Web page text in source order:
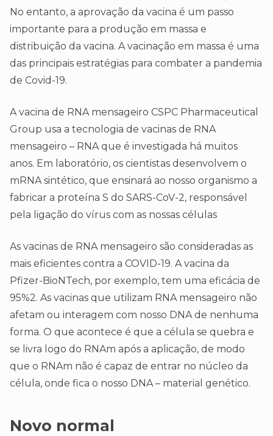
No entanto, a aprovação da vacina é um passo
importante para a produção em massa e
distribuição da vacina. A vacinação em massa é uma
das principais estratégias para combater a pandemia
de Covid-19.
A vacina de RNA mensageiro CSPC Pharmaceutical
Group usa a tecnologia de vacinas de RNA
mensageiro – RNA que é investigada há muitos
anos. Em laboratório, os cientistas desenvolvem o
mRNA sintético, que ensinará ao nosso organismo a
fabricar a proteína S do SARS-CoV-2, responsável
pela ligação do vírus com as nossas células
As vacinas de RNA mensageiro são consideradas as
mais eficientes contra a COVID-19. A vacina da
Pfizer-BioNTech, por exemplo, tem uma eficácia de
95%2. As vacinas que utilizam RNA mensageiro não
afetam ou interagem com nosso DNA de nenhuma
forma. O que acontece é que a célula se quebra e
se livra logo do RNAm após a aplicação, de modo
que o RNAm não é capaz de entrar no núcleo da
célula, onde fica o nosso DNA – material genético.
Novo normal